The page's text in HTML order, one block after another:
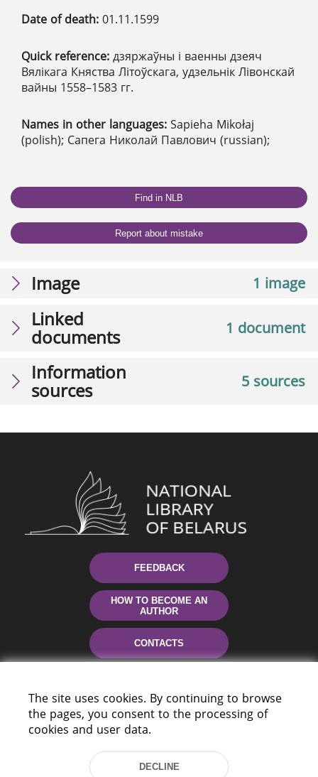
Date of death: 01.11.1599
Quick reference: дзяржаўны і ваенны дзеяч
Вялікага Княства Літоўскага, удзельнік Лівонскай
вайны 1558–1583 гг.
Names in other languages: Sapieha Mikołaj
(polish); Сапега Николай Павлович (russian);
Find in NLB
Report about mistake
1 image
Image
1 document
Linked
documents
5 sources
Information
sources
FEEDBACK
HOW TO BECOME AN
AUTHOR
CONTACTS
The site uses cookies. By continuing to browse
the pages, you consent to the processing of
cookies and user data.
DECLINE